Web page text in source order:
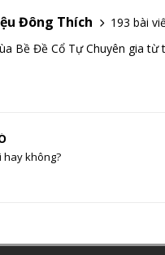
Đông Thích
193 bài
Bề Đề Cổ Tự Chuyên gia
hay không?